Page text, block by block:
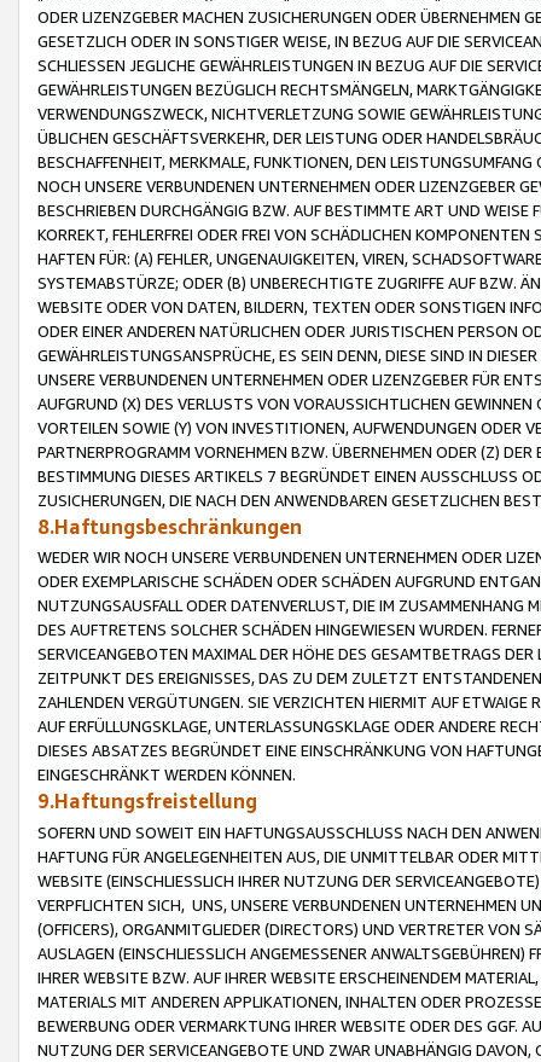
ODER LIZENZGEBER MACHEN ZUSICHERUNGEN ODER ÜBERNEHMEN
GESETZLICH ODER IN SONSTIGER WEISE, IN BEZUG AUF DIE
SCHLIESSEN JEGLICHE GEWÄHRLEISTUNGEN IN BEZUG AUF DIE
GEWÄHRLEISTUNGEN BEZÜGLICH RECHTSMÄNGELN,
VERWENDUNGSZWECK, NICHTVERLETZUNG SOWIE
ÜBLICHEN GESCHÄFTSVERKEHR, DER LEISTUNG ODER
BESCHAFFENHEIT, MERKMALE, FUNKTIONEN, DEN
NOCH UNSERE VERBUNDENEN UNTERNEHMEN ODER LIZENZGEBER
BESCHRIEBEN DURCHGÄNGIG BZW. AUF BESTIMMTE ART UND
KORREKT, FEHLERFREI ODER FREI VON SCHÄDLICHEN
HAFTEN FÜR: (A) FEHLER, UNGENAUIGKEITEN, VIREN,
SYSTEMABSTÜRZE; ODER (B) UNBERECHTIGTE ZUGRIFFE AUF BZW.
WEBSITE ODER VON DATEN, BILDERN, TEXTEN ODER SONSTIGEN
ODER EINER ANDEREN NATÜRLICHEN ODER JURISTISCHEN PERSON
GEWÄHRLEISTUNGSANSPRÜCHE, ES SEIN DENN, DIESE SIND IN
UNSERE VERBUNDENEN UNTERNEHMEN ODER LIZENZGEBER FÜR
AUFGRUND (X) DES VERLUSTS VON VORAUSSICHTLICHEN
VORTEILEN SOWIE (Y) VON INVESTITIONEN, AUFWENDUNGEN ODER
PARTNERPROGRAMM VORNEHMEN BZW. ÜBERNEHMEN ODER (Z)
BESTIMMUNG DIESES ARTIKELS 7 BEGRÜNDET EINEN AUSSCHLUSS
ZUSICHERUNGEN, DIE NACH DEN ANWENDBAREN GESETZLICHEN
8.Haftungsbeschränkungen
WEDER WIR NOCH UNSERE VERBUNDENEN UNTERNEHMEN ODER
ODER EXEMPLARISCHE SCHÄDEN ODER SCHÄDEN AUFGRUND
NUTZUNGSAUSFALL ODER DATENVERLUST, DIE IM ZUSAMMENHANG
DES AUFTRETENS SOLCHER SCHÄDEN HINGEWIESEN WURDEN.
SERVICEANGEBOTEN MAXIMAL DER HÖHE DES GESAMTBETRAGS
ZEITPUNKT DES EREIGNISSES, DAS ZU DEM ZULETZT
ZAHLENDEN VERGÜTUNGEN. SIE VERZICHTEN HIERMIT AUF
AUF ERFÜLLUNGSKLAGE, UNTERLASSUNGSKLAGE ODER ANDERE
DIESES ABSATZES BEGRÜNDET EINE EINSCHRÄNKUNG VON
EINGESCHRÄNKT WERDEN KÖNNEN.
9.Haftungsfreistellung
SOFERN UND SOWEIT EIN HAFTUNGSAUSSCHLUSS NACH DEN
HAFTUNG FÜR ANGELEGENHEITEN AUS, DIE UNMITTELBAR ODER
WEBSITE (EINSCHLIESSLICH IHRER NUTZUNG DER
VERPFLICHTEN SICH, UNS, UNSERE VERBUNDENEN UNTERNEHMEN
(OFFICERS), ORGANMITGLIEDER (DIRECTORS) UND VERTRETER VON
AUSLAGEN (EINSCHLIESSLICH ANGEMESSENER
IHRER WEBSITE BZW. AUF IHRER WEBSITE ERSCHEINENDEM
MATERIALS MIT ANDEREN APPLIKATIONEN, INHALTEN ODER
BEWERBUNG ODER VERMARKTUNG IHRER WEBSITE ODER DES GGF.
NUTZUNG DER SERVICEANGEBOTE UND ZWAR UNABHÄNGIG